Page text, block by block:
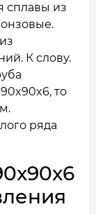
сплавы из
К слову.
то
ряда